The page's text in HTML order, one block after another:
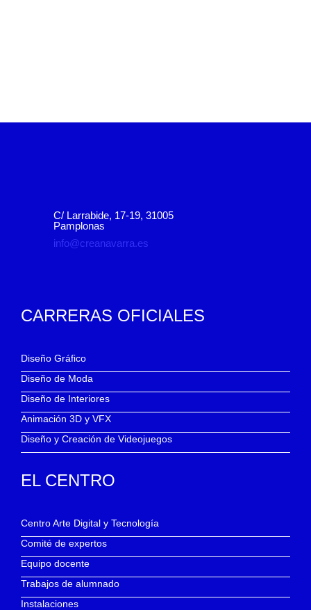
C/ Larrabide, 17-19, 31005
Pamplonas
info@creanavarra.es
CARRERAS OFICIALES
Diseño Gráfico
Diseño de Moda
Diseño de Interiores
Animación 3D y VFX
Diseño y Creación de Videojuegos
EL CENTRO
Centro Arte Digital y Tecnología
Comité de expertos
Equipo docente
Trabajos de alumnado
Instalaciones